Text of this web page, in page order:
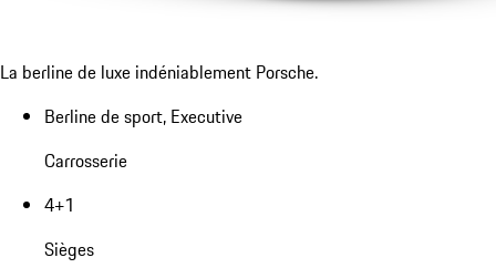
La berline de luxe indéniablement Porsche.
Berline de sport, Executive
Carrosserie
4+1
Sièges